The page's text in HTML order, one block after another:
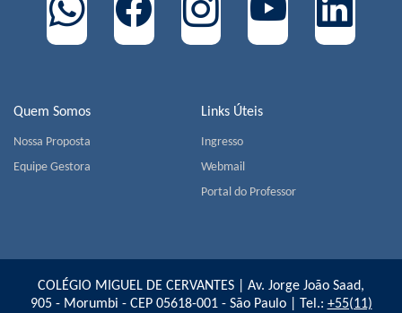
Quem Somos
Nossa Proposta
Equipe Gestora
Links Úteis
Ingresso
Webmail
Portal do Professor
COLÉGIO MIGUEL DE CERVANTES | Av. Jorge João Saad,
905 - Morumbi - CEP 05618-001 - São Paulo | Tel.: +55(11)